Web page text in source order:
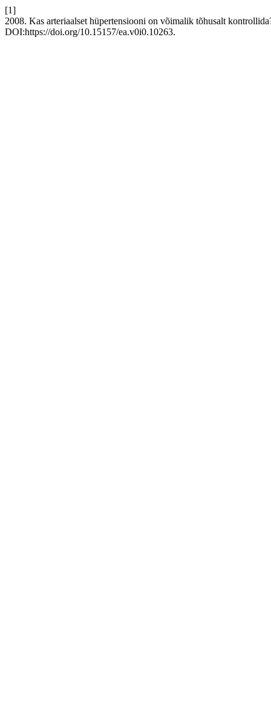
[1]
2008. Kas arteriaalset hüpertensiooni on võimalik tõhusalt
DOI:https://doi.org/10.15157/ea.v0i0.10263.